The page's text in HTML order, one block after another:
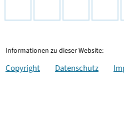
Informationen zu dieser Website:
Copyright Datenschutz